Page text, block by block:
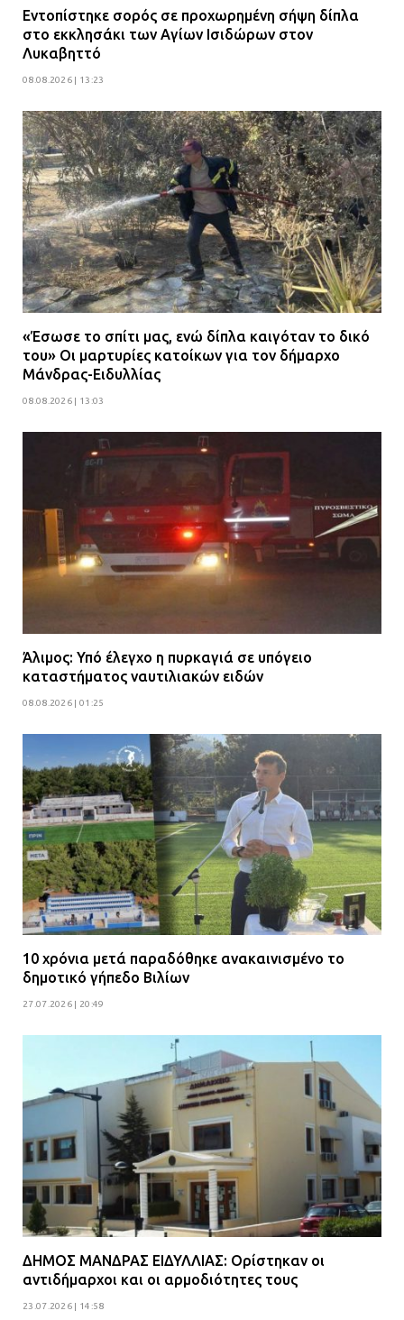
επεμβάσεων
08.07.2026 | 15:02
Εντοπίστηκε σορός σε προχωρημένη σήψη δίπλα
στο εκκλησάκι των Αγίων Ισιδώρων στον
Λυκαβηττό
08.08.2026 | 13:23
«Έσωσε το σπίτι μας, ενώ δίπλα καιγόταν το δικό
του» Οι μαρτυρίες κατοίκων για τον δήμαρχο
Μάνδρας-Ειδυλλίας
08.08.2026 | 13:03
Άλιμος: Υπό έλεγχο η πυρκαγιά σε υπόγειο
καταστήματος ναυτιλιακών ειδών
08.08.2026 | 01:25
10 χρόνια μετά παραδόθηκε ανακαινισμένο το
δημοτικό γήπεδο Βιλίων
27.07.2026 | 20:49
ΔΗΜΟΣ ΜΑΝΔΡΑΣ ΕΙΔΥΛΛΙΑΣ: Ορίστηκαν οι
αντιδήμαρχοι και οι αρμοδιότητες τους
23.07.2026 | 14:58